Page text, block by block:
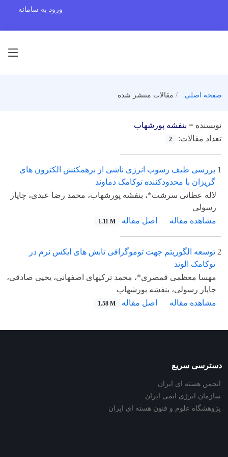
ورود به سامانه
صفحه اصلی مقالات منتشر شده
نویسنده = بنفشه پورشهاب
تعداد مقالات:
2
1 بررسی طیف رسوب انرژی ناشی از برهمکنش الکترون های
گریزان با محدود­کننده توکامک دماوند
لاله عطائی سرشت*، بنفشه پورشهاب، محمد رضا عبدی، چاپار
رسولی
مشاهده مقاله
اصل مقاله 1.11 M
2 توسعه الگوریتم جهت توموگرافی تابش های ایکس نرم در
توکامک الوند
مهسا معظمی قمصری*، محمد ترکیهای اصفهانی، یحیی صادقی،
چاپار رسولی، بنفشه پورشهاب
مشاهده مقاله
اصل مقاله 1.58 M
دسترسی سریع
انجمن هسته ای ایران
سازمان انرژی اتمی ایران
پژوهشگاه علوم و فنون هسته ای ایران